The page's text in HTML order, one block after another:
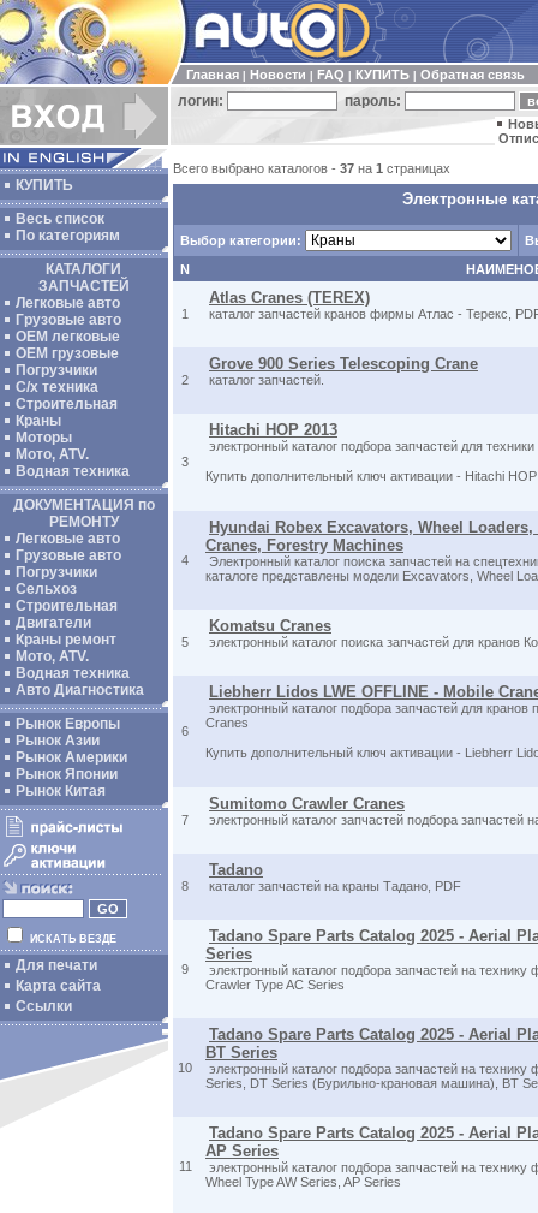
Главная Новости FAQ КУПИТЬ Обратная связь
логин: пароль:
КУПИТЬ
Весь список
По категориям
КАТАЛОГИ
ЗАПЧАСТЕЙ
Легковые авто
Грузовые авто
ОЕМ легковые
OEM грузовые
Погрузчики
С/х техника
Строительная
Краны
Моторы
Мото, ATV.
Водная техника
ДОКУМЕНТАЦИЯ по
РЕМОНТУ
Легковые авто
Грузовые авто
Погрузчики
Сельхоз
Строительная
Двигатели
Краны ремонт
Мото, ATV.
Водная техника
Авто Диагностика
Рынок Европы
Рынок Азии
Рынок Америки
Рынок Японии
Рынок Китая
ИСКАТЬ ВЕЗДЕ
Для печати
Карта сайта
Ссылки
Всего выбрано каталогов - 37 на 1 страницах
Электронные
Выбор категории:
N
1
Atlas Cranes (TEREX)
каталог запчастей кранов фирмы Атлас - Терекс,
2
Grove 900 Series Telescoping Crane
каталог запчастей.
3
Hitachi HOP 2013
электронный каталог подбора запчастей для
Купить дополнительный ключ активации - Hitachi
4
Hyundai Robex Excavators, Wheel
Cranes, Forestry Machines
Электронный каталог поиска запчастей на
каталоге представлены модели Excavators, Wheel
5
Komatsu Cranes
электронный каталог поиска запчастей для кранов
6
Liebherr Lidos LWE OFFLINE - Mobile
электронный каталог подбора запчастей для кранов
Cranes
Купить дополнительный ключ активации - Liebherr
7
Sumitomo Crawler Cranes
электронный каталог запчастей подбора
8
Tadano
каталог запчастей на краны Тадано, PDF
9
Tadano Spare Parts Catalog 2025 - Aerial
Series
электронный каталог подбора запчастей на
Crawler Type AC Series
10
Tadano Spare Parts Catalog 2025 - Aerial
BT Series
электронный каталог подбора запчастей на
Series, DT Series (Бурильно-крановая машина), BT
11
Tadano Spare Parts Catalog 2025 - Aerial
AP Series
электронный каталог подбора запчастей на
Wheel Type AW Series, AP Series